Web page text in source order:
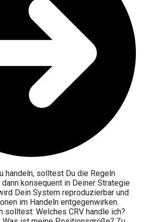
handeln, solltest Du die Regeln
konsequent in Deiner Strategie
Dein System reproduzierbar und
im Handeln entgegenwirken.
solltest: Welches CRV handle ich?